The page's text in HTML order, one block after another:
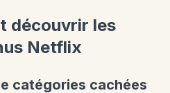
découvrir les
Netflix
catégories cachées